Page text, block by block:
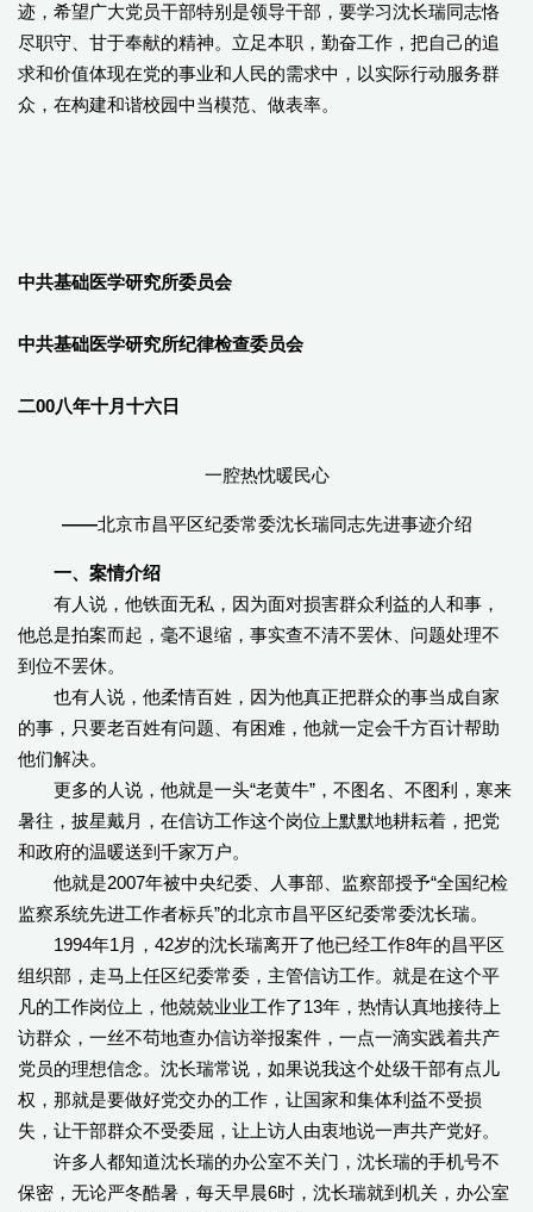
迹，希望广大党员干部特别是领导干部，要学习沈长瑞同志恪
尽职守、甘于奉献的精神。立足本职，勤奋工作，把自己的追
求和价值体现在党的事业和人民的需求中，以实际行动服务群
众，在构建和谐校园中当模范、做表率。
中共基础医学研究所委员会
中共基础医学研究所纪律检查委员会
二00八年十月十六日
一腔热忱暖民心
——北京市昌平区纪委常委沈长瑞同志先进事迹介绍
一、案情介绍
有人说，他铁面无私，因为面对损害群众利益的人和事，
他总是拍案而起，毫不退缩，事实查不清不罢休、问题处理不
到位不罢休。
也有人说，他柔情百姓，因为他真正把群众的事当成自家
的事，只要老百姓有问题、有困难，他就一定会千方百计帮助
他们解决。
更多的人说，他就是一头“老黄牛”，不图名、不图利，寒来
暑往，披星戴月，在信访工作这个岗位上默默地耕耘着，把党
和政府的温暖送到千家万户。
他就是2007年被中央纪委、人事部、监察部授予“全国纪检
监察系统先进工作者标兵”的北京市昌平区纪委常委沈长瑞。
1994年1月，42岁的沈长瑞离开了他已经工作8年的昌平区
组织部，走马上任区纪委常委，主管信访工作。就是在这个平
凡的工作岗位上，他兢兢业业工作了13年，热情认真地接待上
访群众，一丝不苟地查办信访举报案件，一点一滴实践着共产
党员的理想信念。沈长瑞常说，如果说我这个处级干部有点儿
权，那就是要做好党交办的工作，让国家和集体利益不受损
失，让干部群众不受委屈，让上访人由衷地说一声共产党好。
许多人都知道沈长瑞的办公室不关门，沈长瑞的手机号不
保密，无论严冬酷暑，每天早晨6时，沈长瑞就到机关，办公室